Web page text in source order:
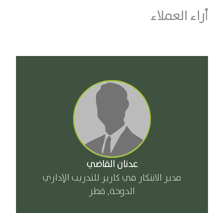
أراء العملاء
عدنان القاضي
مدير الابتكار في كارير للتدريب الإداري
الدوحة, قطر